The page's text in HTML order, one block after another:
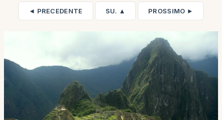
◄ PRECEDENTE SU. ▲ PROSSIMO ►